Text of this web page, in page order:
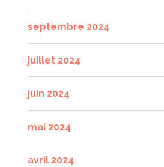
septembre 2024
juillet 2024
juin 2024
mai 2024
avril 2024